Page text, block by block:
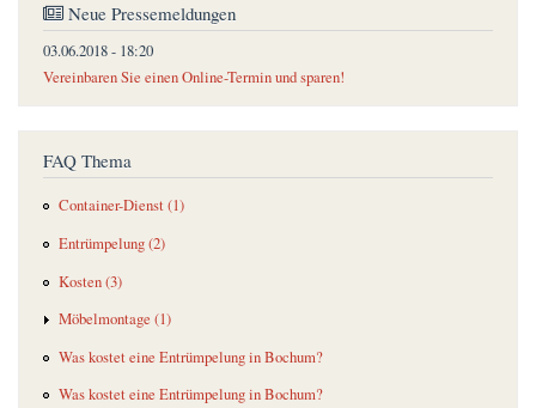
Neue Pressemeldungen
03.06.2018 - 18:20
Vereinbaren Sie einen Online-Termin und sparen!
FAQ Thema
Container-Dienst (1)
Entrümpelung (2)
Kosten (3)
Möbelmontage (1)
Was kostet eine Entrümpelung in Bochum?
Was kostet eine Entrümpelung in Bochum?